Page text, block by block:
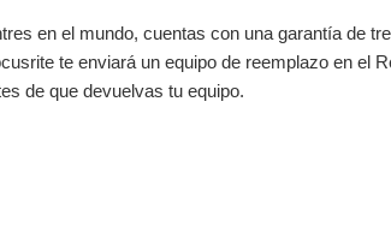
en el mundo, cuentas con una garantía de
te enviará un equipo de reemplazo en
de que devuelvas tu equipo.